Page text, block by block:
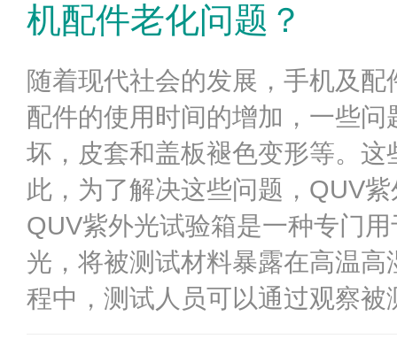
机配件老化问题？
随着现代社会的发展，手机及
配件的使用时间的增加，一些
坏，皮套和盖板褪色变形等。
此，为了解决这些问题，QUV
QUV紫外光试验箱是一种专门
光，将被测试材料暴露在高温
程中，测试人员可以通过观察被